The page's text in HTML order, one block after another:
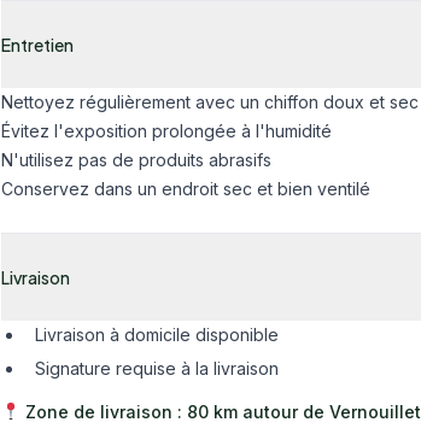
Entretien
Nettoyez régulièrement avec un chiffon doux et sec
Évitez l'exposition prolongée à l'humidité
N'utilisez pas de produits abrasifs
Conservez dans un endroit sec et bien ventilé
Livraison
Livraison à domicile disponible
Signature requise à la livraison
Zone de livraison : 80 km autour de Vernouillet